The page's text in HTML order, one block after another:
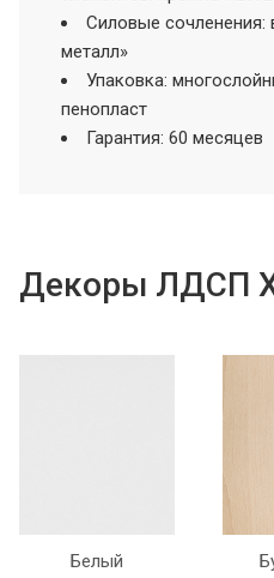
Силовые сочленения:
металл»
Упаковка:
пенопласт
Гарантия: 60 месяцев
Декоры ЛДСП
Белый